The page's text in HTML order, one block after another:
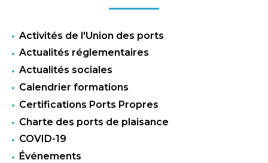
Activités de l'Union des ports
Actualités réglementaires
Actualités sociales
Calendrier formations
Certifications Ports Propres
Charte des ports de plaisance
COVID-19
Événements